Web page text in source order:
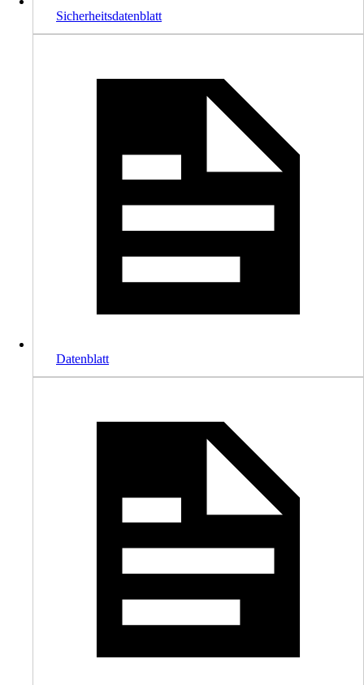
Sicherheitsdatenblatt
Datenblatt